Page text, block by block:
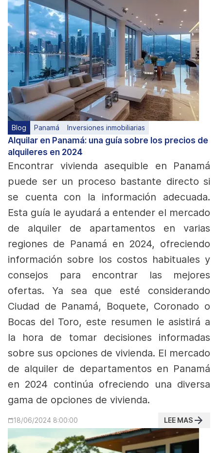
Blog Panamá Inversiones inmobiliarias
Alquilar en Panamá: una guía sobre los precios de
alquileres en 2024
Encontrar vivienda asequible en Panamá
puede ser un proceso bastante directo si
se cuenta con la información adecuada.
Esta guía le ayudará a entender el mercado
de alquiler de apartamentos en varias
regiones de Panamá en 2024, ofreciendo
información sobre los costos habituales y
consejos para encontrar las mejores
ofertas. Ya sea que esté considerando
Ciudad de Panamá, Boquete, Coronado o
Bocas del Toro, este resumen le asistirá a
la hora de tomar decisiones informadas
sobre sus opciones de vivienda. El mercado
de alquiler de departamentos en Panamá
en 2024 continúa ofreciendo una diversa
gama de opciones de vivienda.
18/06/2024 8:00:00 LEE MAS